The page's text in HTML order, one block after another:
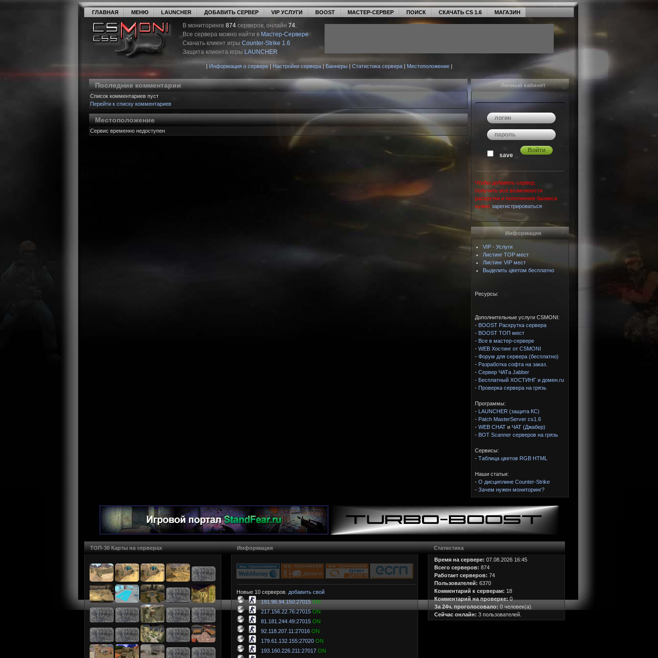
ГЛАВНАЯ МЕНЮ LAUNCHER ДОБАВИТЬ СЕРВЕР VIP УСЛУГИ BOOST МАСТЕР-СЕРВЕР ПОИСК СКАЧАТЬ CS 1.6 МАГАЗИН
В мониторинге 874 серверов, онлайн 74,
Все сервера можно найти в Мастер-Сервере
Скачать клиент игры Counter-Strike 1.6
Защита клиента игры LAUNCHER
| Информация о сервере| Настройки сервера| Баннеры| Статистика сервера| Местоположение|
Последние комментарии
Список комментариев пуст
Перейти к списку комментариев
Местоположение
Сервис временно недоступен
Личный кабинет
save
Чтобы добавить сервер,
получить все возможности
раскрутки и пополнения баланса
нужно зарегистрироваться
Информация
VIP - Услуги
Листинг TOP мест
Листинг VIP мест
Выделить цветом бесплатно
Ресурсы:
Дополнительные услуги CSMONI:
- BOOST Раскрутка сервера
- BOOST ТОП мест
- Все в мастер-сервере
- WEB Хостинг от CSMONI
- Форум для сервера (бесплатно)
- Разработка софта на заказ.
- Сервер ЧАТа Jabber
- Бесплатный ХОСТИНГ и домен.ru
- Проверка сервера на грязь
Программы:
- LAUNCHER (защита КС)
- Patch MasterServer cs1.6
- WEB CHAT и ЧАТ (Джабер)
- BOT Scanner серверов на грязь
Сервисы:
- Таблица цветов RGB HTML
Наши статьи:
- О дисциплине Counter-Strike
- Зачем нужен мониторинг?
ТОП-30 Карты на серверах Информация
Новые 10 серверов. добавить свой
191.96.94.150:27015ON
217.156.22.76:27015ON
81.181.244.49:27015 ON
92.118.207.11:27016 ON
179.61.132.155:27020 ON
193.160.226.211:27017 ON
Статистика
Время на сервере: 07.08.2026 16:45
Всего серверов: 874
Работает серверов: 74
Пользователей: 6370
Комментарий к серверам: 18
Комментарий на проверке:0
За 24ч. проголосовало: 0 человек(а).
Сейчас онлайн: 3 пользователей.